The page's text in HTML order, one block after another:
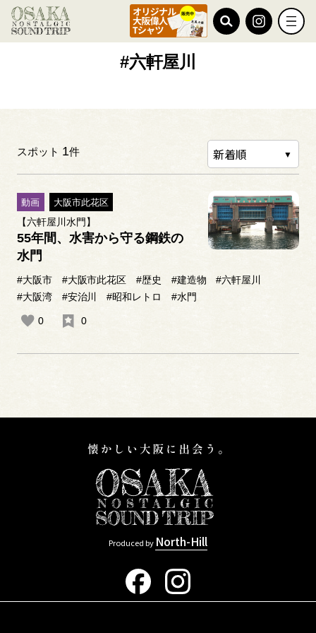
TOP #六軒屋川
#六軒屋川
スポット 1件
動画 大阪市此花区
【六軒屋川水門】
55年間、水害から守る鋼鉄の
水門
#大阪市 #大阪市此花区 #歴史 #建造物
#六軒屋川
#大阪湾
#安治川 #昭和レトロ #水門
0 0
Produced by North-Hill